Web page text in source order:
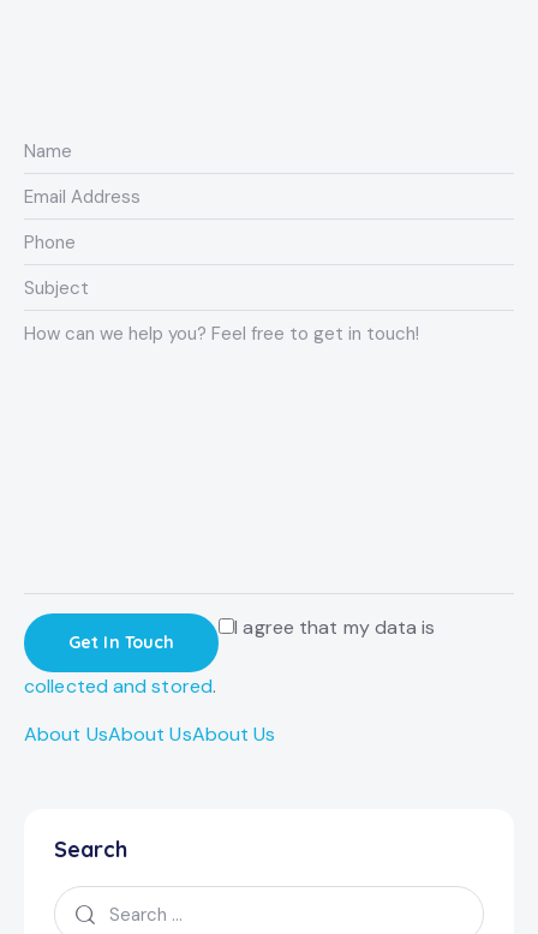
I agree that my data is
collected and stored.
About UsAbout UsAbout Us
Search
Search
for: